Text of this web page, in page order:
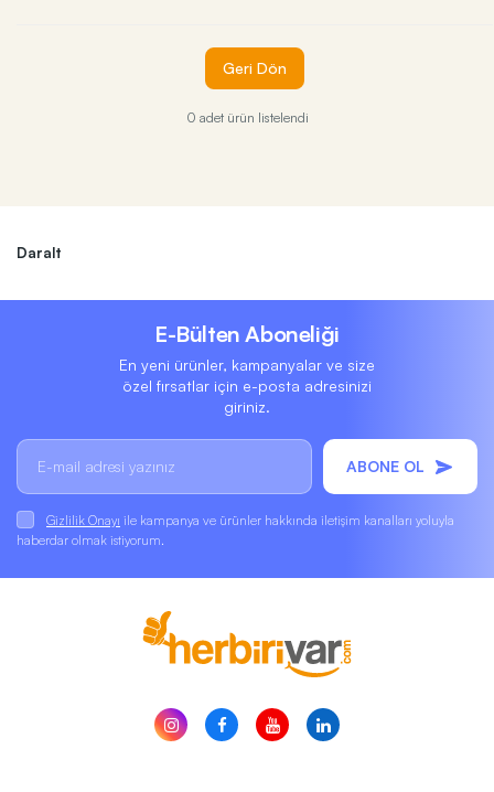
Geri Dön
0 adet ürün listelendi
Daralt
E-Bülten Aboneliği
En yeni ürünler, kampanyalar ve size
özel fırsatlar için e-posta adresinizi
giriniz.
ABONE OL
Gizlilik Onayı ile kampanya ve ürünler hakkında iletişim kanalları yoluyla
haberdar olmak istiyorum.